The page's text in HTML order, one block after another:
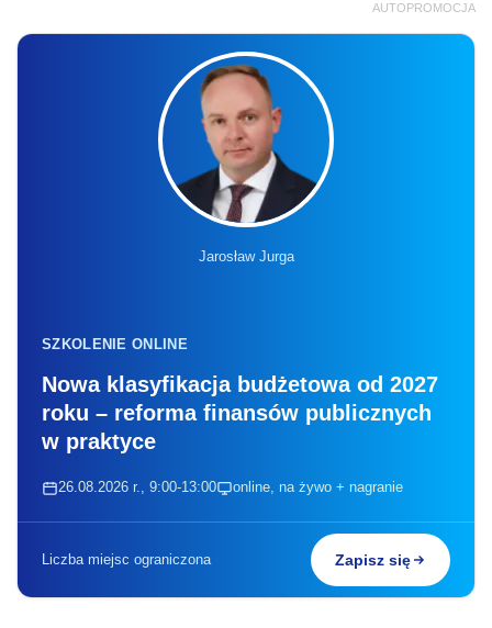
AUTOPROMOCJA
Jarosław Jurga
SZKOLENIE ONLINE
Nowa klasyfikacja budżetowa od 2027
roku – reforma finansów publicznych
w praktyce
26.08.2026 r., 9:00-13:00 online, na żywo + nagranie
Liczba miejsc ograniczona Zapisz się